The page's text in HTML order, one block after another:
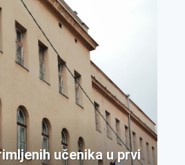
učenika u prvi